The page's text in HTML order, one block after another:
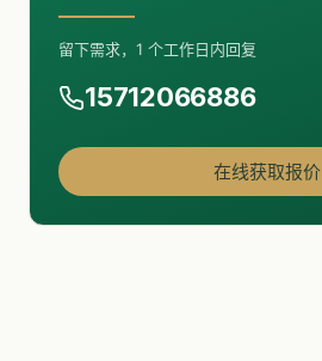
留下需求，1 个工作日内回复
15712066886
在线获取报价